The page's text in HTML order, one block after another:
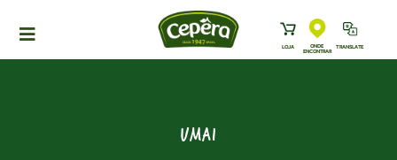
LOJA
ONDE
ENCONTRAR
TRANSLATE
UMAI